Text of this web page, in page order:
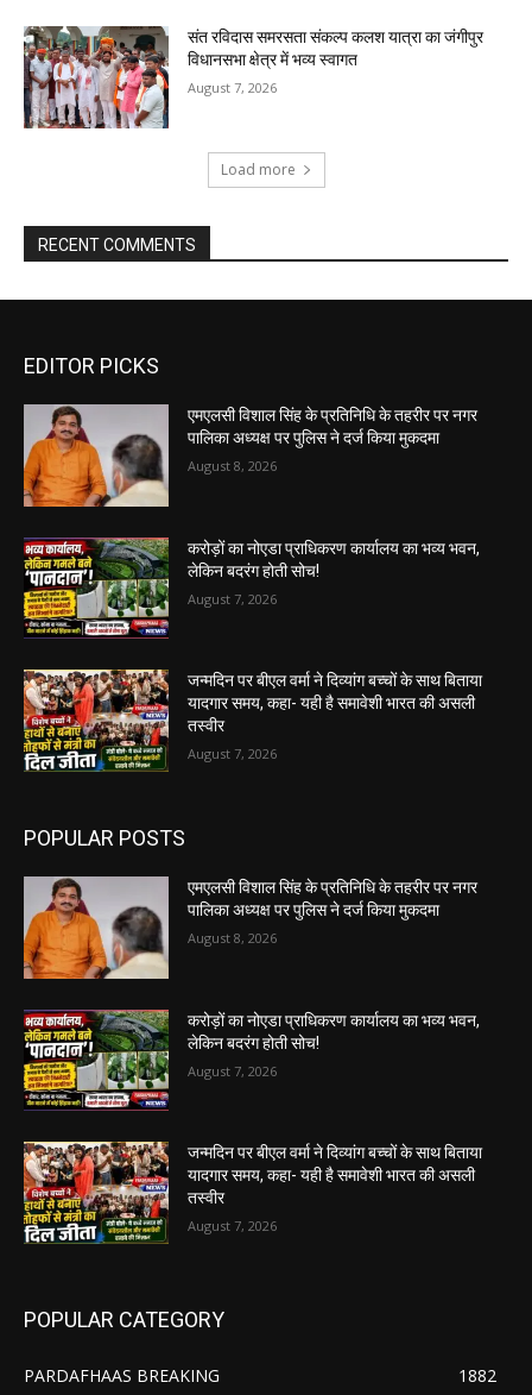
संत रविदास समरसता संकल्प कलश यात्रा का जंगीपुर
विधानसभा क्षेत्र में भव्य स्वागत
August 7, 2026
Load more
RECENT COMMENTS
EDITOR PICKS
एमएलसी विशाल सिंह के प्रतिनिधि के तहरीर पर नगर
पालिका अध्यक्ष पर पुलिस ने दर्ज किया मुकदमा
August 8, 2026
करोड़ों का नोएडा प्राधिकरण कार्यालय का भव्य भवन,
लेकिन बदरंग होती सोच!
August 7, 2026
जन्मदिन पर बीएल वर्मा ने दिव्यांग बच्चों के साथ बिताया
यादगार समय, कहा- यही है समावेशी भारत की असली
तस्वीर
August 7, 2026
POPULAR POSTS
एमएलसी विशाल सिंह के प्रतिनिधि के तहरीर पर नगर
पालिका अध्यक्ष पर पुलिस ने दर्ज किया मुकदमा
August 8, 2026
करोड़ों का नोएडा प्राधिकरण कार्यालय का भव्य भवन,
लेकिन बदरंग होती सोच!
August 7, 2026
जन्मदिन पर बीएल वर्मा ने दिव्यांग बच्चों के साथ बिताया
यादगार समय, कहा- यही है समावेशी भारत की असली
तस्वीर
August 7, 2026
POPULAR CATEGORY
PARDAFHAAS BREAKING
1882